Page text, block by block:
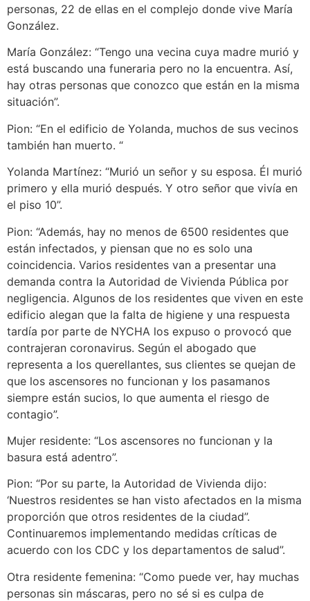
personas, 22 de ellas en el complejo donde vive María
González.
María González: “Tengo una vecina cuya madre murió y
está buscando una funeraria pero no la encuentra. Así,
hay otras personas que conozco que están en la misma
situación”.
Pion: “En el edificio de Yolanda, muchos de sus vecinos
también han muerto. “
Yolanda Martínez: “Murió un señor y su esposa. Él murió
primero y ella murió después. Y otro señor que vivía en
el piso 10”.
Pion: “Además, hay no menos de 6500 residentes que
están infectados, y piensan que no es solo una
coincidencia. Varios residentes van a presentar una
demanda contra la Autoridad de Vivienda Pública por
negligencia. Algunos de los residentes que viven en este
edificio alegan que la falta de higiene y una respuesta
tardía por parte de NYCHA los expuso o provocó que
contrajeran coronavirus. Según el abogado que
representa a los querellantes, sus clientes se quejan de
que los ascensores no funcionan y los pasamanos
siempre están sucios, lo que aumenta el riesgo de
contagio”.
Mujer residente: “Los ascensores no funcionan y la
basura está adentro”.
Pion: “Por su parte, la Autoridad de Vivienda dijo:
‘Nuestros residentes se han visto afectados en la misma
proporción que otros residentes de la ciudad”.
Continuaremos implementando medidas críticas de
acuerdo con los CDC y los departamentos de salud”.
Otra residente femenina: “Como puede ver, hay muchas
personas sin máscaras, pero no sé si es culpa de